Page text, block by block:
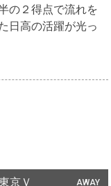
の２得点で流れを
日高の活躍が光っ
AWAY
京Ｖ